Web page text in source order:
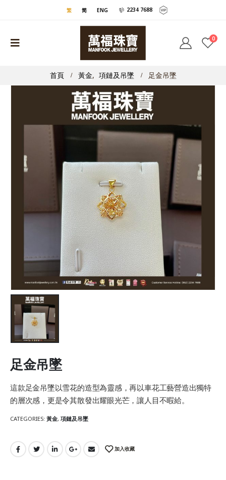
繁 简 ENG 2234 7688
0
首頁 黃金, 項鏈及吊墜 足金吊墜
足金吊墜
這款足金吊墜以雪花的造型為靈感，再以車花工藝營造出獨特
的層次感，更是令其散發出耀眼光芒，讓人目不暇給。
CATEGORIES: 黃金, 項鏈及吊墜
加入收藏